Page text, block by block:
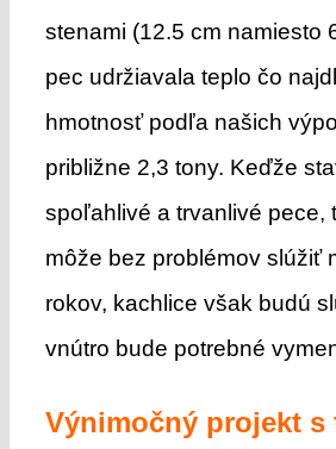
stenami (12.5 cm namiesto
pec udržiavala teplo čo
hmotnosť podľa našich
približne 2,3 tony. Keďže
spoľahlivé a trvanlivé pece,
môže bez problémov slúžiť
rokov, kachlice však budú
vnútro bude potrebné
Výnimočný projekt s